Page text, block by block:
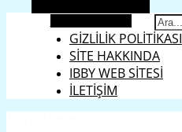
GİZLİLİK POLİTİKASI
SİTE HAKKINDA
IBBY WEB SİTESİ
İLETİŞİM